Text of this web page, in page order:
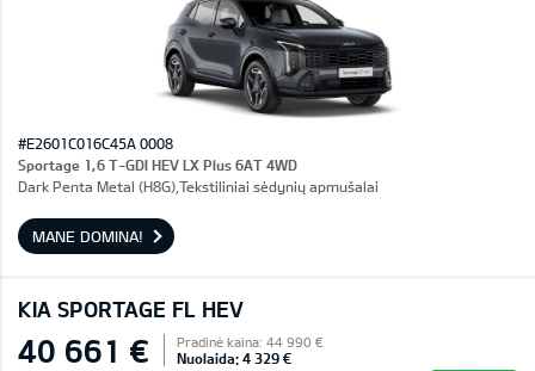
#E2601C016C45A 0008
Sportage 1,6 T-GDI HEV LX Plus 6AT 4WD
Dark Penta Metal (H8G),Tekstiliniai sėdynių apmušalai
MANE DOMINA!
KIA SPORTAGE FL HEV
40 661 € Pradinė kaina: 44 990 €
Nuolaida: 4 329 €